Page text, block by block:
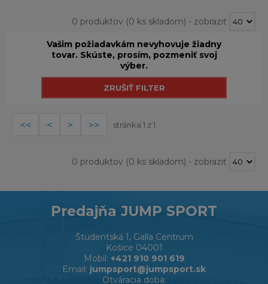
0 produktov(0 ks skladom) - zobraziť
Vašim požiadavkám nevyhovuje žiadny
tovar. Skúste, prosím, pozmeniť svoj
výber.
stránka 1 z 1
0 produktov(0 ks skladom) - zobraziť
Predajňa JUMP SPORT
Študentská 1, Galla Centrum
Košice 04001
Mobil: +421 910 901 619
Email: jumpsport@jumpsport.sk
Otváracia doba: